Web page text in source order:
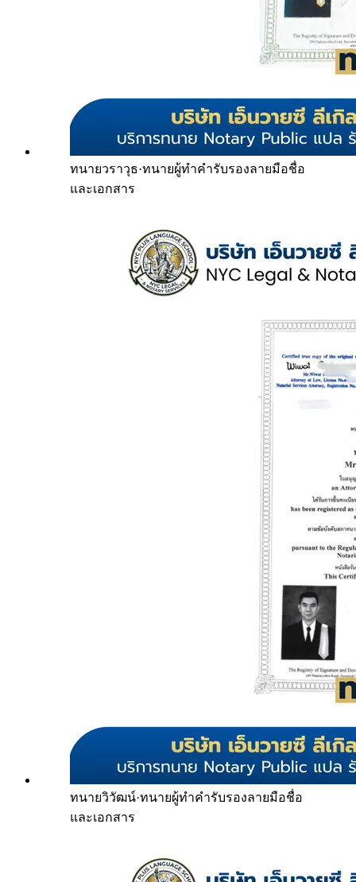
ทนายวราวุธ·ทนายผู้ทำคำรับรองลายมือชื่อ
และเอกสาร
ทนายวิวัฒน์·ทนายผู้ทำคำรับรองลายมือชื่อ
และเอกสาร